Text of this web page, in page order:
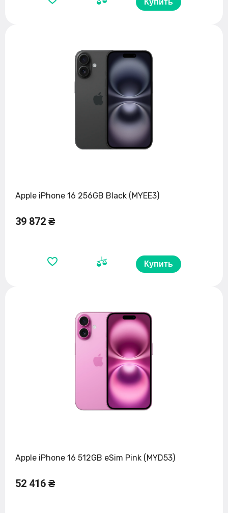
Купить
Apple iPhone 16 256GB Black (MYEE3)
39 872 ₴
Купить
Apple iPhone 16 512GB eSim Pink (MYD53)
52 416 ₴